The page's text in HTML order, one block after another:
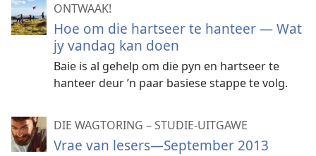
ONTWAAK!
Hoe om die hartseer te hanteer — Wat
jy vandag kan doen
Baie is al gehelp om die pyn en hartseer te
hanteer deur ’n paar basiese stappe te volg.
DIE WAGTORING – STUDIE-UITGAWE
Vrae van lesers—September 2013